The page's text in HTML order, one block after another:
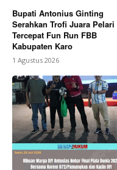
Bupati Antonius Ginting
Serahkan Trofi Juara Pelari
Tercepat Fun Run FBB
Kabupaten Karo
1 Agustus 2026